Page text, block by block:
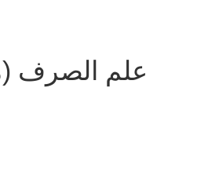
علم الصرف